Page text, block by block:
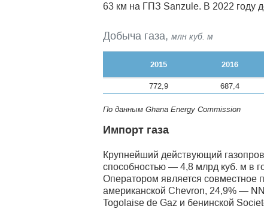
63 км на ГПЗ Sanzule. В 2022 году
Добыча газа, млн куб. м
2015 2016
772,9 687,4
По данным Ghana Energy Commission
Импорт газа
Крупнейший действующий
способностью — 4,8 млрд куб. м в
Оператором является совместное
американской Chevron, 24,9% —
Togolaise de Gaz и бенинской